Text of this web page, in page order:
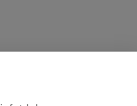
Blogi